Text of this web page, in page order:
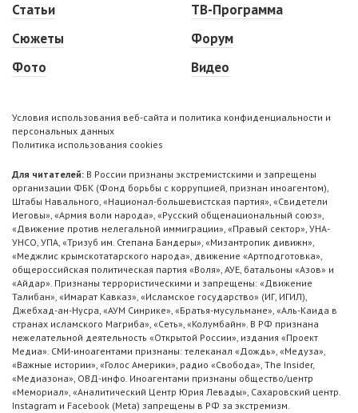
Статьи
Сюжеты
Фото
ТВ-Программа
Форум
Видео
Условия использования веб-сайта и политика конфиденциальности и
персональных данных
Политика использования cookies
Для читателей: В России признаны экстремистскими и запрещены
организации ФБК (Фонд борьбы с коррупцией, признан иноагентом),
Штабы Навального, «Национал-большевистская партия», «Свидетели
Иеговы», «Армия воли народа», «Русский общенациональный союз»,
«Движение против нелегальной иммиграции», «Правый сектор», УНА-
УНСО, УПА, «Тризуб им. Степана Бандеры», «Мизантропик дивижн»,
«Меджлис крымскотатарского народа», движение «Артподготовка»,
общероссийская политическая партия «Воля», АУЕ, батальоны «Азов» и
«Айдар». Признаны террористическими и запрещены: «Движение
Талибан», «Имарат Кавказ», «Исламское государство» (ИГ, ИГИЛ),
Джебхад-ан-Нусра, «АУМ Синрике», «Братья-мусульмане», «Аль-Каида в
странах исламского Магриба», «Сеть», «Колумбайн». В РФ признана
нежелательной деятельность «Открытой России», издания «Проект
Медиа». СМИ-иноагентами признаны: телеканал «Дождь», «Медуза»,
«Важные истории», «Голос Америки», радио «Свобода», The Insider,
«Медиазона», ОВД-инфо. Иноагентами признаны общество/центр
«Мемориал», «Аналитический Центр Юрия Левады», Сахаровский центр.
Instagram и Facebook (Metа) запрещены в РФ за экстремизм.